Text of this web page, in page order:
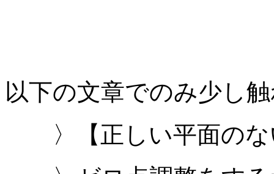
以下の文章でのみ少し
〉【正しい平面のな